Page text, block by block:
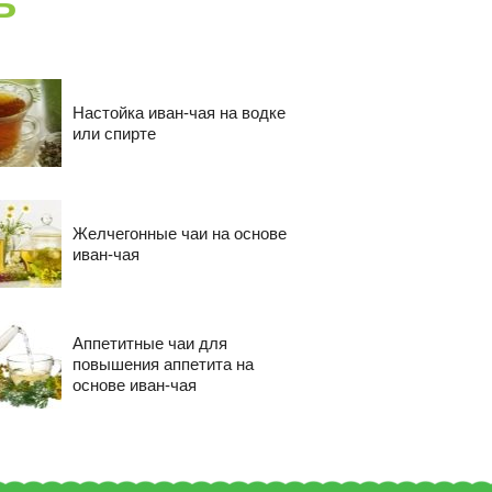
Настойка иван-чая на водке
или спирте
Желчегонные чаи на основе
иван-чая
Аппетитные чаи для
повышения аппетита на
основе иван-чая